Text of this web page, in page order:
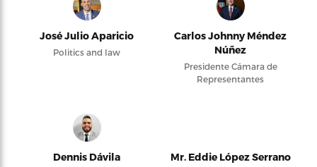
José Julio Aparicio
Politics and law
Carlos Johnny Méndez
Núñez
Presidente Cámara de
Representantes
Dennis Dávila Mr. Eddie López Serrano